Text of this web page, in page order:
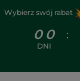
Wybierz swój rabat
0 0
DNI
: